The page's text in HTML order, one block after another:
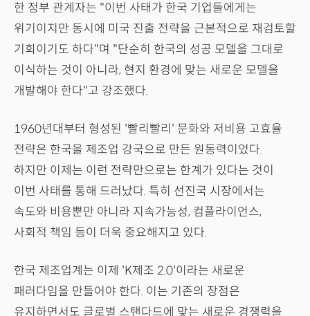
한 정부 관계자는 "이번 사태가 한국 기업들에게는
위기이지만 동시에 미국 진출 전략을 근본적으로 재검토할
기회이기도 하다"며 "단순히 한국의 성공 모델을 그대로
이식하는 것이 아니라, 현지 환경에 맞는 새로운 모델을
개발해야 한다"고 강조했다.
1960년대부터 형성된 '빨리빨리' 문화와 저비용 고효율
전략은 한국을 제조업 강국으로 만든 원동력이었다.
하지만 이제는 이런 전략만으로는 한계가 있다는 것이
이번 사태를 통해 드러났다. 특히 선진국 시장에서는
속도와 비용뿐만 아니라 지속가능성, 컴플라이언스,
사회적 책임 등이 더욱 중요해지고 있다.
한국 제조업계는 이제 'K제조 2.0'이라는 새로운
패러다임을 만들어야 한다. 이는 기존의 장점은
유지하면서도 글로벌 스탠다드에 맞는 새로운 경쟁력을